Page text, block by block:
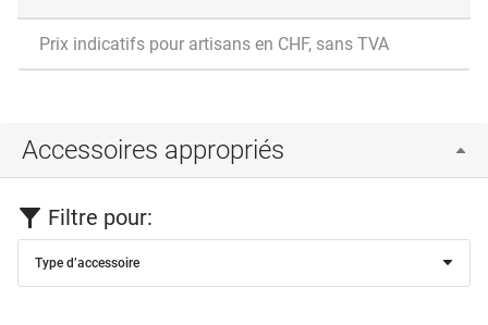
Prix indicatifs pour artisans en CHF, sans TVA
Accessoires appropriés
Filtre pour:
Type d’accessoire